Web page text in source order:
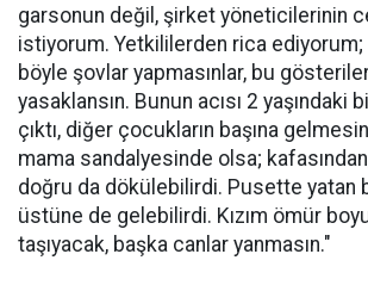
garsonun değil, şirket yöneticilerinin
istiyorum. Yetkililerden rica
böyle şovlar yapmasınlar, bu
yasaklansın. Bunun acısı 2 yaşındaki
çıktı, diğer çocukların başına
mama sandalyesinde olsa; kafasından,
doğru da dökülebilirdi. Pusette yatan
üstüne de gelebilirdi. Kızım ömür
taşıyacak, başka canlar yanmasın."